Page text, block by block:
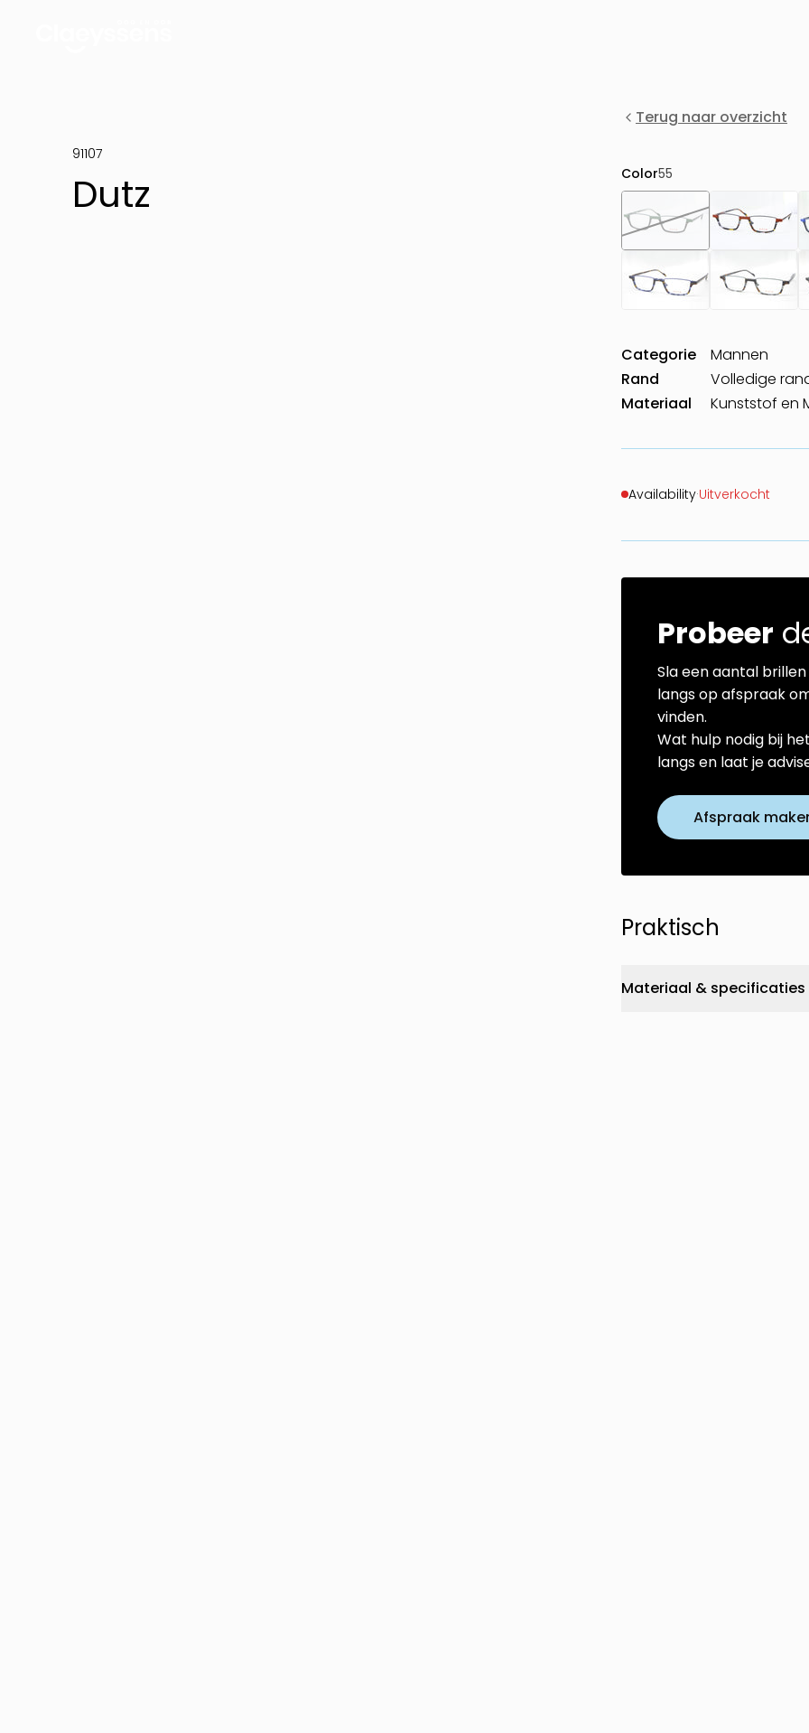
91107
Dutz
Terug naar overzicht
Color55
Categorie
Mannen
Rand
Volledige
Materiaal
Kunststof en
Availability·Uitverkocht
Probeer
Sla een aantal
langs op afspraak
vinden.
Wat hulp nodig bij
langs en laat je
Afspraak
Praktisch
Materiaal & specificaties